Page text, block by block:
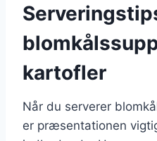
kartofler
Når du serverer
er præsentationen